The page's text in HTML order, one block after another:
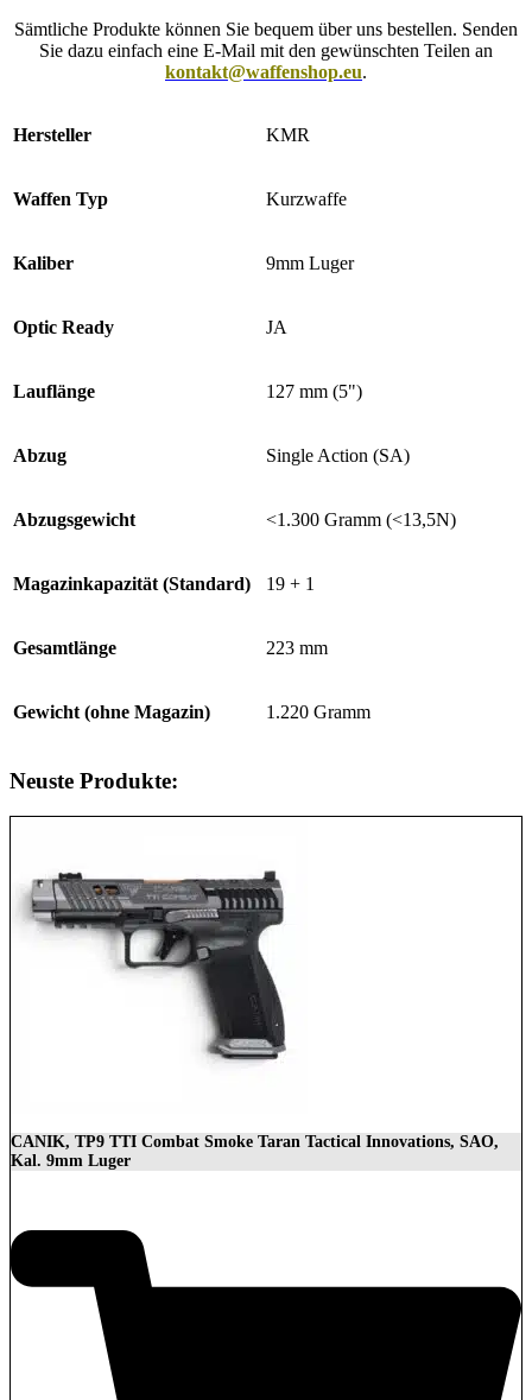
Sämtliche Produkte können Sie bequem über uns bestellen. Senden
Sie dazu einfach eine E-Mail mit den gewünschten Teilen an
kontakt@waffenshop.eu.
Hersteller KMR
Waffen Typ Kurzwaffe
Kaliber 9mm Luger
Optic Ready JA
Lauflänge 127 mm (5")
Abzug Single Action (SA)
Abzugsgewicht <1.300 Gramm (<13,5N)
Magazinkapazität (Standard) 19 + 1
Gesamtlänge 223 mm
Gewicht (ohne Magazin) 1.220 Gramm
Neuste Produkte:
CANIK, TP9 TTI Combat Smoke Taran Tactical Innovations, SAO,
Kal. 9mm Luger